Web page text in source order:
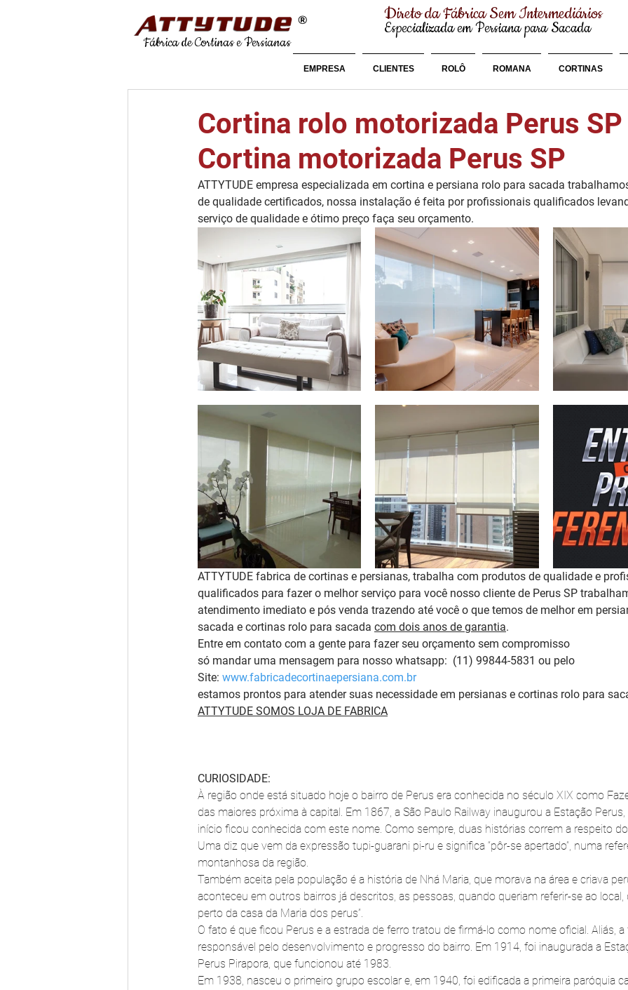
Fábrica de Cortinas e Persianas
® Direto da Fábrica Sem Intermediários
Especializada em Persiana para Sacada
EMPRESA CLIENTES ROLÔ ROMANA CORTINAS
Cortina rolo motorizada Perus SP
Cortina motorizada Perus SP
ATTYTUDE empresa especializada em cortina e persiana rolo para sacada
de qualidade certificados, nossa instalação é feita por profissionais qualificados
serviço de qualidade e ótimo preço faça seu orçamento.
ATTYTUDE fabrica de cortinas e persianas, trabalha com produtos de qualidade e
qualificados para fazer o melhor serviço para você nosso cliente de Perus SP
atendimento imediato e pós venda trazendo até você o que temos de melhor em
sacada e cortinas rolo para sacada com dois anos de garantia.
Entre em contato com a gente para fazer seu orçamento sem compromisso
só mandar uma mensagem para nosso whatsapp:  (11) 99844-5831 ou pelo
Site: www.fabricadecortinaepersiana.com.br
estamos prontos para atender suas necessidade em persianas e cortinas rolo para
ATTYTUDE SOMOS LOJA DE FABRICA
CURIOSIDADE:
À região onde está situado hoje o bairro de Perus era conhecida no século XIX como
das maiores próxima à capital. Em 1867, a São Paulo Railway inaugurou a Estação
início ficou conhecida com este nome. Como sempre, duas histórias correm a respeito
Uma diz que vem da expressão tupi-guarani pi-ru e significa “pôr-se apertado”, numa
montanhosa da região.
Também aceita pela população é a história de Nhá Maria, que morava na área e criava
aconteceu em outros bairros já descritos, as pessoas, quando queriam referir-se ao local,
perto da casa da Maria dos perus”.
O fato é que ficou Perus e a estrada de ferro tratou de firmá-lo como nome oficial. Aliás, a
responsável pelo desenvolvimento e progresso do bairro. Em 1914, foi inaugurada a
Perus Pirapora, que funcionou até 1983.
Em 1938, nasceu o primeiro grupo escolar e, em 1940, foi edificada a primeira paróquia